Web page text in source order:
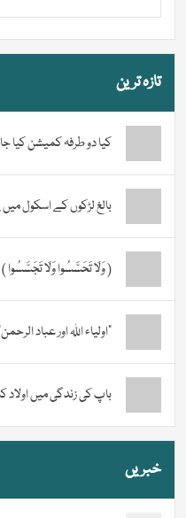
تازہ ترین
کیا دو طرفہ کمیشن کیا
بالغ لڑکوں کے اسکول میں
( وَلَا تَحَسَّسُوا وَلَا
“اولیاء اللہ اور عباد
باپ کی زندگی میں اولاد
خبریں